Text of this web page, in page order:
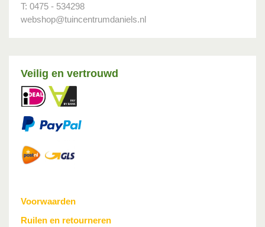
T: 0475 - 534298
webshop@tuincentrumdaniels.nl
Veilig en vertrouwd
Voorwaarden
Ruilen en retourneren